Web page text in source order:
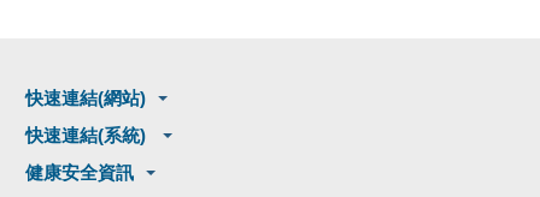
快速連結(網站)
快速連結(系統)
健康安全資訊